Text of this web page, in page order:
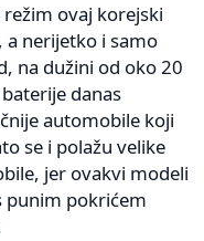
ovaj korejski
a nerijetko i samo
na dužini od oko 20
danas
automobile koji
se i polažu velike
jer ovakvi modeli
punim pokrićem